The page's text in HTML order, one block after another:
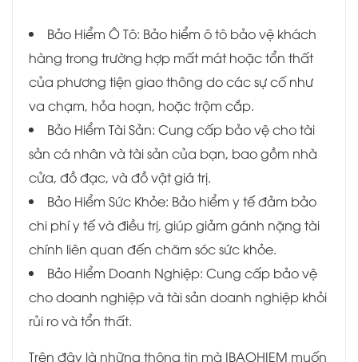
Bảo Hiểm Ô Tô: Bảo hiểm ô tô bảo vệ khách
hàng trong trường hợp mất mát hoặc tổn thất
của phương tiện giao thông do các sự cố như
va chạm, hỏa hoạn, hoặc trộm cắp.
Bảo Hiểm Tài Sản: Cung cấp bảo vệ cho tài
sản cá nhân và tài sản của bạn, bao gồm nhà
cửa, đồ đạc, và đồ vật giá trị.
Bảo Hiểm Sức Khỏe: Bảo hiểm y tế đảm bảo
chi phí y tế và điều trị, giúp giảm gánh nặng tài
chính liên quan đến chăm sóc sức khỏe.
Bảo Hiểm Doanh Nghiệp: Cung cấp bảo vệ
cho doanh nghiệp và tài sản doanh nghiệp khỏi
rủi ro và tổn thất.
Trên đây là những thông tin mà IBAOHIEM muốn